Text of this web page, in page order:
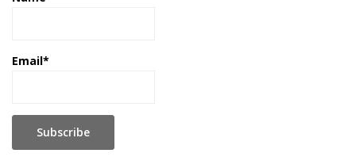
Email*